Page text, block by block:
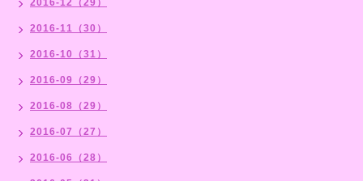
2016-11（30）
2016-10（31）
2016-09（29）
2016-08（29）
2016-07（27）
2016-06（28）